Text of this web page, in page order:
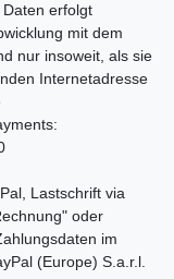
erfolgt
mit dem
nur insoweit, als sie
Internetadresse
Lastschrift via
oder
im
(Europe) S.a.r.l.